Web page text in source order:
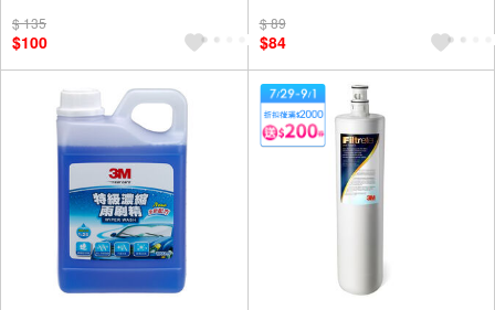
$ 135
$100
$ 89
$84